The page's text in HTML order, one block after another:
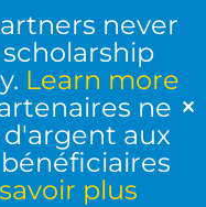
never
Learn more
ne
aux
plus
✕